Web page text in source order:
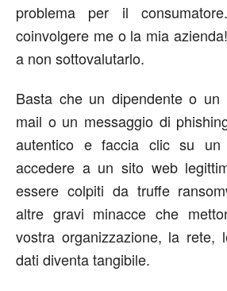
problema per il
coinvolgere me o la mia
a non sottovalutarlo.
Basta che un dipendente o un
mail o un messaggio di
autentico e faccia clic su un
accedere a un sito web
essere colpiti da truffe
altre gravi minacce che
vostra organizzazione, la rete,
dati diventa tangibile.